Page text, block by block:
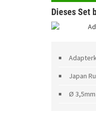
Dieses Set
Japan
Ø